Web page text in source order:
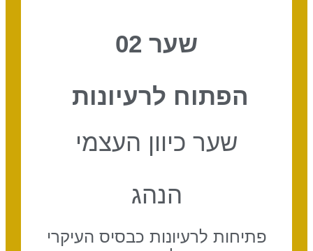
שער 02
הפתוח לרעיונות
שער כיוון העצמי
הנהג
פתיחות לרעיונות כבסיס העיקרי